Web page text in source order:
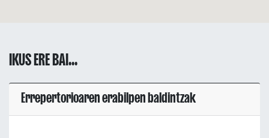
IKUS ERE BAI...
Errepertorioaren erabilpen baldintzak